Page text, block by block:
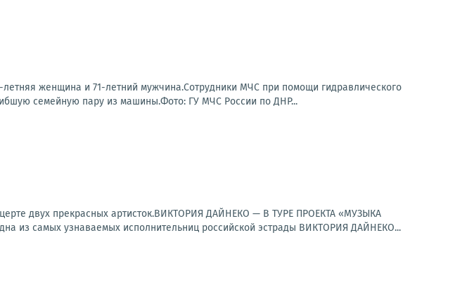
женщина и 71-летний мужчина.Сотрудники МЧС при помощи гидравлического
семейную пару из машины.Фото: ГУ МЧС России по ДНР...
двух прекрасных артисток.ВИКТОРИЯ ДАЙНЕКО — В ТУРЕ ПРОЕКТА «МУЗЫКА
самых узнаваемых исполнительниц российской эстрады ВИКТОРИЯ ДАЙНЕКО...